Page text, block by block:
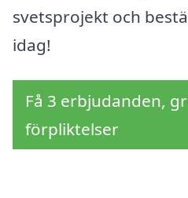
svetsprojekt och
idag!
Få 3 erbjudanden,
förpliktelser